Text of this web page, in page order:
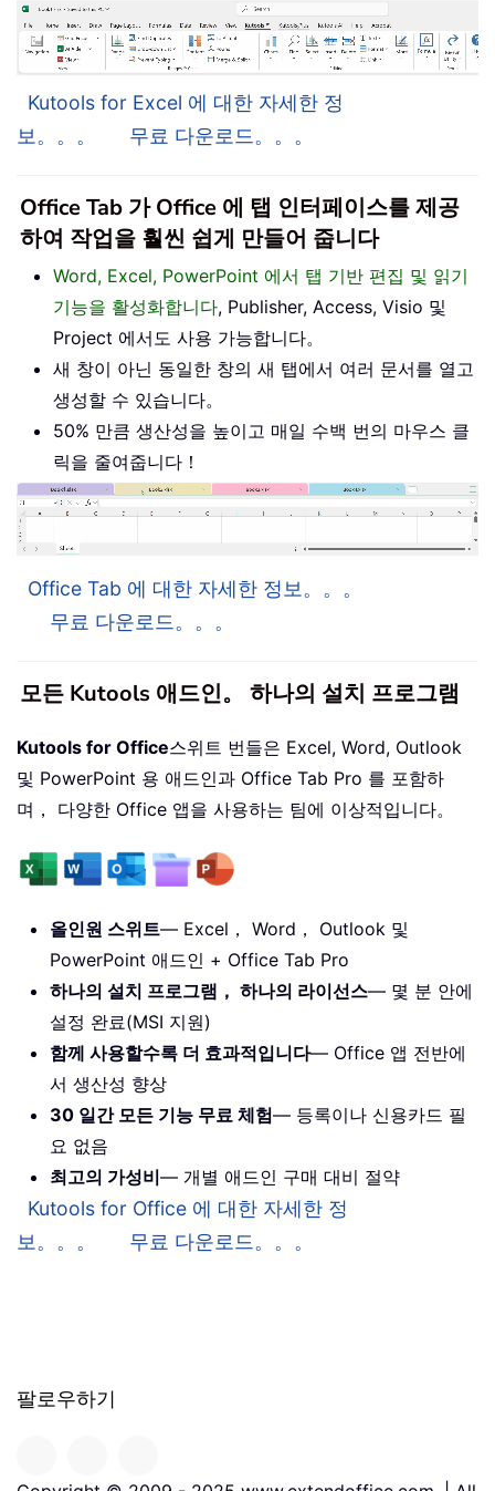
Kutools for Excel 에 대한 자세한 정
보。。。
무료 다운로드。。。
Office Tab 가 Office 에 탭 인터페이스를 제공
하여 작업을 훨씬 쉽게 만들어 줍니다
Word, Excel, PowerPoint 에서 탭 기반 편집 및 읽기
기능을 활성화합니다, Publisher, Access, Visio 및
Project 에서도 사용 가능합니다。
새 창이 아닌 동일한 창의 새 탭에서 여러 문서를 열고
생성할 수 있습니다。
50% 만큼 생산성을 높이고 매일 수백 번의 마우스 클
릭을 줄여줍니다！
Office Tab 에 대한 자세한 정보。。。
무료 다운로드。。。
모든 Kutools 애드인。 하나의 설치 프로그램
Kutools for Office스위트 번들은 Excel, Word, Outlook
및 PowerPoint 용 애드인과 Office Tab Pro 를 포함하
며， 다양한 Office 앱을 사용하는 팀에 이상적입니다。
올인원 스위트— Excel， Word， Outlook 및
PowerPoint 애드인 + Office Tab Pro
하나의 설치 프로그램， 하나의 라이선스— 몇 분 안에
설정 완료(MSI 지원)
함께 사용할수록 더 효과적입니다— Office 앱 전반에
서 생산성 향상
30 일간 모든 기능 무료 체험— 등록이나 신용카드 필
요 없음
최고의 가성비— 개별 애드인 구매 대비 절약
Kutools for Office 에 대한 자세한 정
보。。。
무료 다운로드。。。
팔로우하기